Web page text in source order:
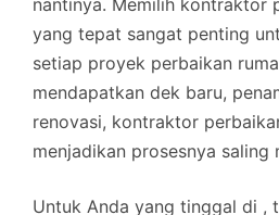
yang tepat sangat penting
setiap proyek perbaikan
mendapatkan dek baru,
renovasi, kontraktor
menjadikan prosesnya saling
Untuk Anda yang tinggal di ,